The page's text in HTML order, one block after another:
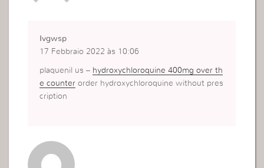
Ivgwsp
17 Febbraio 2022 às 10:06
plaquenil us – hydroxychloroquine 400mg over th
e counter order hydroxychloroquine without pres
cription